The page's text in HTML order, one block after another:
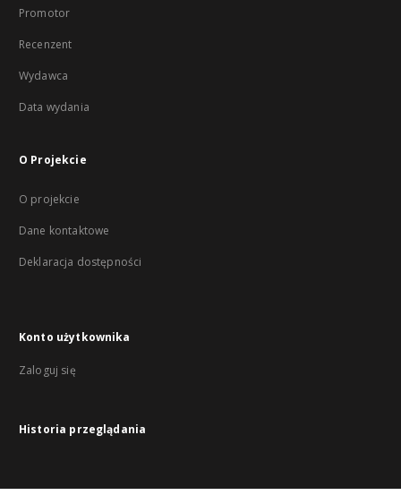
Promotor
Recenzent
Wydawca
Data wydania
O Projekcie
O projekcie
Dane kontaktowe
Deklaracja dostępności
Konto użytkownika
Zaloguj się
Historia przeglądania